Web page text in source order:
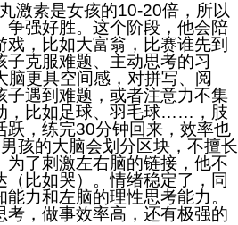
激素是女孩的10-20倍，所以
争强好胜。这个阶段，他会陪
，比如大富翁，比赛谁先到
克服难题、主动思考的习
脑更具空间感，对拼写、阅
子遇到难题，或者注意力不集
，比如足球、羽毛球……，肢
跃，练完30分钟回来，效率也
孩的大脑会划分区块，不擅长
为了刺激左右脑的链接，他不
比如哭）。情绪稳定了，同
力和左脑的理性思考能力。
考，做事效率高，还有极强的